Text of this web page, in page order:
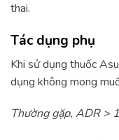
thai.
Tác dụng phụ
Khi sử dụng thuốc
dụng không mong
Thường gặp, ADR >